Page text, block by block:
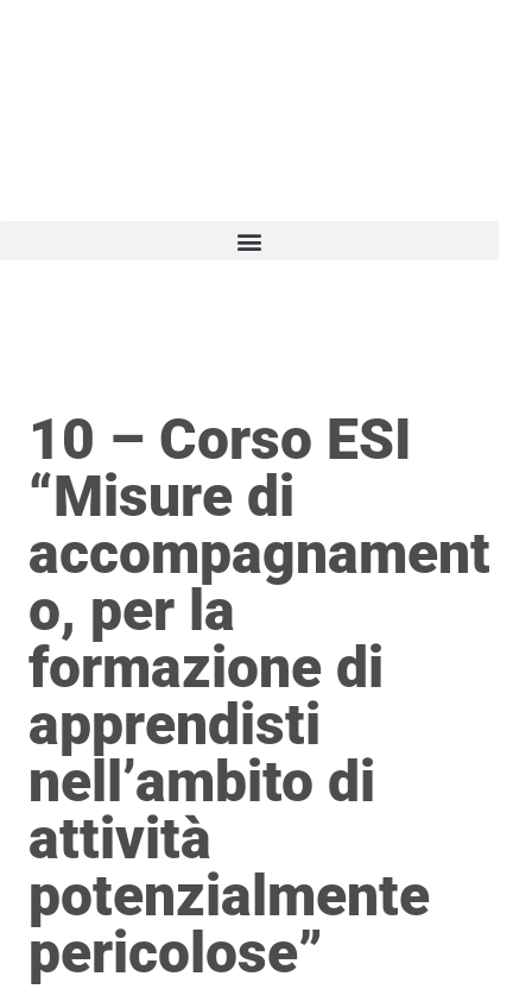
10 – Corso ESI
“Misure di
accompagnament
o, per la
formazione di
apprendisti
nell’ambito di
attività
potenzialmente
pericolose”